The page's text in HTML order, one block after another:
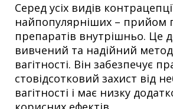
Серед усіх видів
найпопулярніших – прийом
препаратів внутрішньо. Це
вивчений та надійний метод
вагітності. Він забезпечує
стовідсотковий захист від
вагітності і має низку